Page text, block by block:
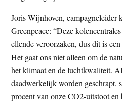
Joris Wijnhoven, campagneleider
Greenpeace: “Deze
ellende veroorzaken, dus dit is
Het gaat ons niet alleen om de
het klimaat en de luchtkwaliteit.
daadwerkelijk worden geschrapt,
procent van onze CO2-uitstoot